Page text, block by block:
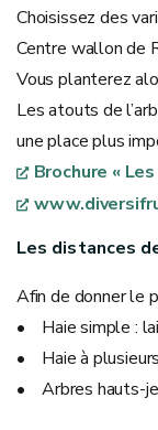
Choisissez des
Centre wallon de
Vous planterez
Les atouts de
une place plus
Brochure «
Les distances
Afin de donner le
• Haie simple :
• Haie à
• Arbres hauts-